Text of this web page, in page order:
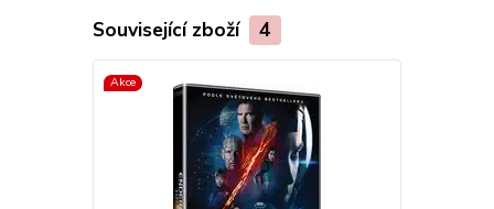
Související zboží 4
Akce